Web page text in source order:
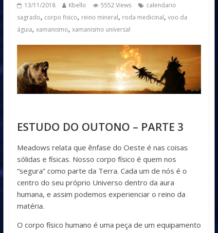
13/11/2018 Kbello 5552 Views
calendario
sagrado, corpo fisico, reino mineral, roda medicinal, voo da
águia, xamanismo, xamanismo universal
ESTUDO DO OUTONO – PARTE 3
Meadows relata que ênfase do Oeste é nas coisas
sólidas e físicas. Nosso corpo físico é quem nos
“segura” como parte da Terra. Cada um de nós é o
centro do seu próprio Universo dentro da aura
humana, e assim podemos experienciar o reino da
matéria.
O corpo físico humano é uma peça de um equipamento